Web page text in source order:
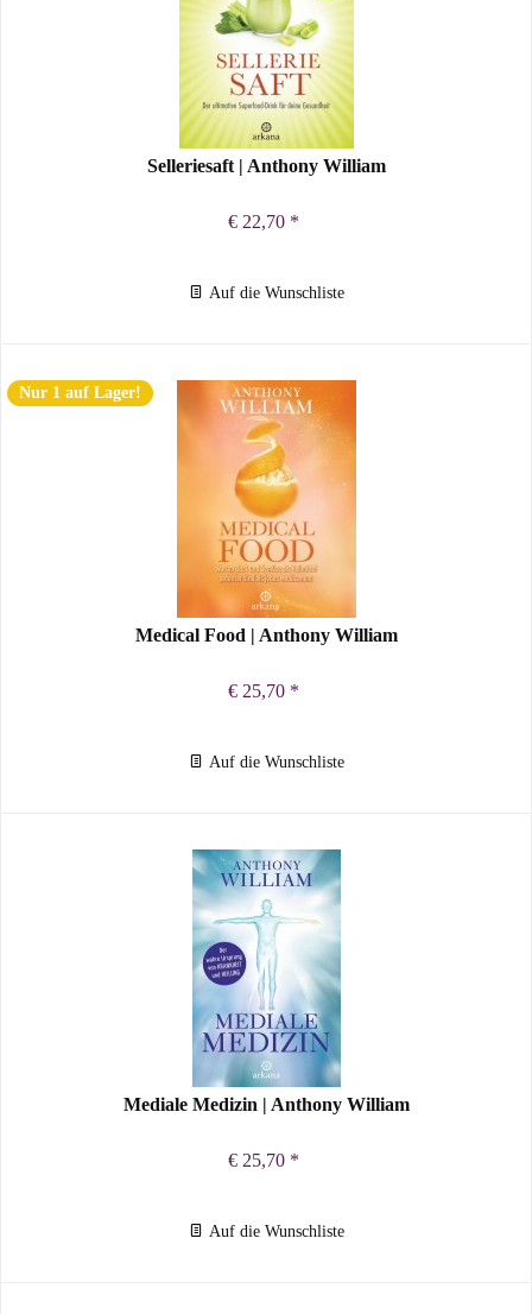
Selleriesaft | Anthony William
€ 22,70 *
Auf die Wunschliste
Nur 1 auf Lager!
Medical Food | Anthony William
€ 25,70 *
Auf die Wunschliste
Mediale Medizin | Anthony William
€ 25,70 *
Auf die Wunschliste